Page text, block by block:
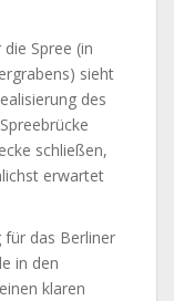
Spree (in
sieht
des
schließen,
erwartet
das Berliner
in den
klaren